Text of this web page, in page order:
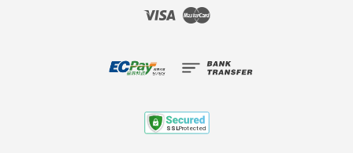
Visa Master